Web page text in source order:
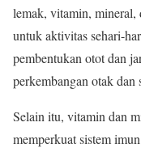
lemak, vitamin, mineral,
untuk aktivitas sehari-
pembentukan otot dan
perkembangan otak dan
Selain itu, vitamin dan
memperkuat sistem